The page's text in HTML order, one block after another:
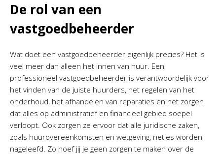
De rol van een
vastgoedbeheerder
Wat doet een vastgoedbeheerder eigenlijk precies? Het is
veel meer dan alleen het innen van huur. Een
professioneel vastgoedbeheerder is verantwoordelijk voor
het vinden van de juiste huurders, het regelen van het
onderhoud, het afhandelen van reparaties en het zorgen
dat alles op administratief en financieel gebied soepel
verloopt. Ook zorgen ze ervoor dat alle juridische zaken,
zoals huurovereenkomsten en wetgeving, netjes worden
nageleefd. Zo hoef jij je geen zorgen te maken over de